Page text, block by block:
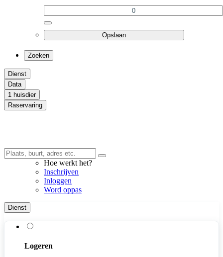
Opslaan
Zoeken
Dienst
Data
1 huisdier
Raservaring
Hoe werkt het?
Inschrijven
Inloggen
Word oppas
Dienst
Logeren